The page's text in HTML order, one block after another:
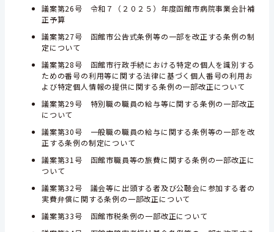
議案第26号 令和７（２０２５）年度函館市病院事業会計補
正予算
議案第27号 函館市公告式条例等の一部を改正する条例の制
定について
議案第28号 函館市行政手続における特定の個人を識別する
ための番号の利用等に関する法律に基づく個人番号の利用お
よび特定個人情報の提供に関する条例の一部改正について
議案第29号 特別職の職員の給与等に関する条例の一部改正
について
議案第30号 一般職の職員の給与に関する条例等の一部を改
正する条例の制定について
議案第31号 函館市職員等の旅費に関する条例の一部改正に
ついて
議案第32号 議会等に出頭する者及び公聴会に参加する者の
実費弁償に関する条例の一部改正について
議案第33号 函館市税条例の一部改正について